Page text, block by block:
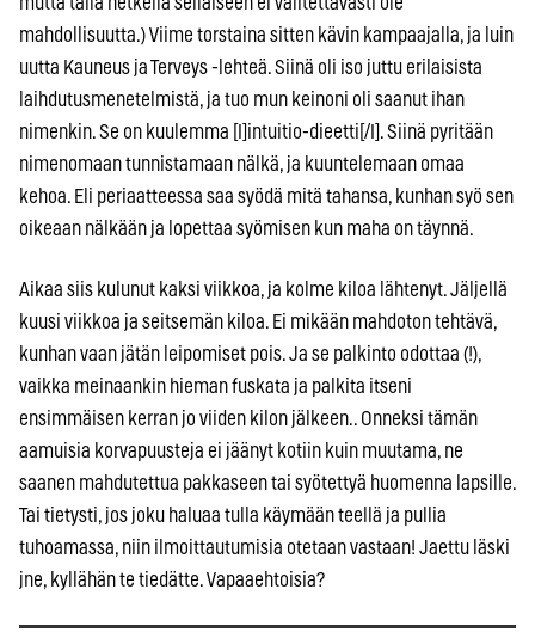
mahdollisuutta.) Viime torstaina sitten kävin kampaajalla, ja luin
uutta Kauneus ja Terveys -lehteä. Siinä oli iso juttu erilaisista
laihdutusmenetelmistä, ja tuo mun keinoni oli saanut ihan
nimenkin. Se on kuulemma [I]intuitio-dieetti[/I]. Siinä pyritään
nimenomaan tunnistamaan nälkä, ja kuuntelemaan omaa
kehoa. Eli periaatteessa saa syödä mitä tahansa, kunhan syö sen
oikeaan nälkään ja lopettaa syömisen kun maha on täynnä.
Aikaa siis kulunut kaksi viikkoa, ja kolme kiloa lähtenyt. Jäljellä
kuusi viikkoa ja seitsemän kiloa. Ei mikään mahdoton tehtävä,
kunhan vaan jätän leipomiset pois. Ja se palkinto odottaa (!),
vaikka meinaankin hieman fuskata ja palkita itseni
ensimmäisen kerran jo viiden kilon jälkeen.. Onneksi tämän
aamuisia korvapuusteja ei jäänyt kotiin kuin muutama, ne
saanen mahdutettua pakkaseen tai syötettyä huomenna lapsille.
Tai tietysti, jos joku haluaa tulla käymään teellä ja pullia
tuhoamassa, niin ilmoittautumisia otetaan vastaan! Jaettu läski
jne, kyllähän te tiedätte. Vapaaehtoisia?